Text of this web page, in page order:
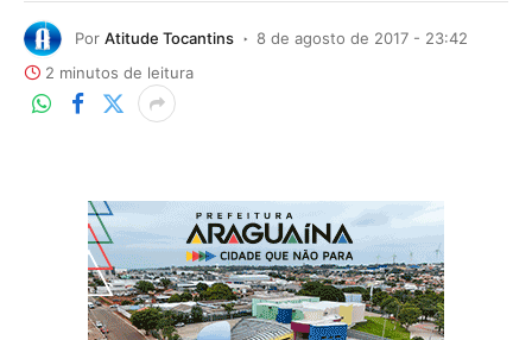
Por Atitude Tocantins
8 de agosto de 2017 - 23:42
2 minutos de leitura